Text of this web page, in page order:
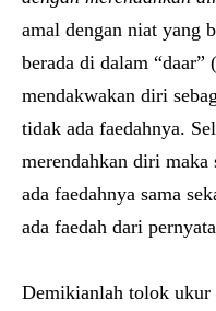
amal dengan niat yang
berada di dalam “daar”
mendakwakan diri
tidak ada faedahnya.
merendahkan diri maka
ada faedahnya sama
ada faedah dari
Demikianlah tolok ukur